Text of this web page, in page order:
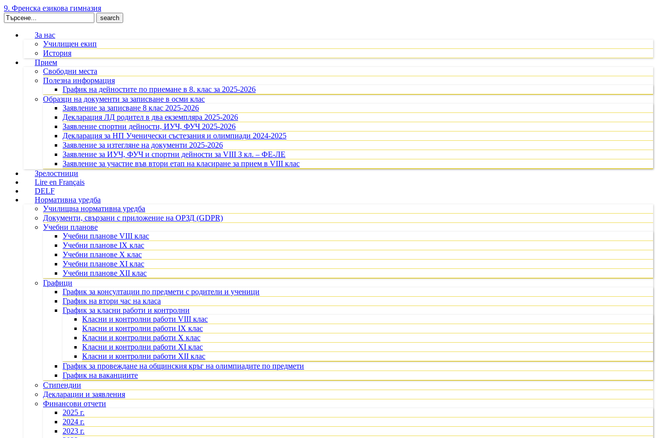
9. Френска езикова гимназия
Search
for:
За нас
Училищен екип
История
Прием
Свободни места
Полезна информация
График на дейностите по приемане в 8. клас за 2025-2026
Образци на документи за записване в осми клас
Заявление за записване 8 клас 2025-2026
Декларация ЛД родител в два екземпляра 2025-2026
Заявление спортни дейности, ИУЧ, ФУЧ 2025-2026
Декларация за НП Ученически състезания и олимпиади 2024-2025
Заявление за изтегляне на документи 2025-2026
Заявление за ИУЧ, ФУЧ и спортни дейности за VIII З кл. – ФЕ-ЛЕ
Заявление за участие във втори етап на класиране за прием в VIII клас
Зрелостници
Lire en Français
DELF
Нормативна уредба
Училищна нормативна уредба
Документи, свързани с приложение на ОРЗД (GDPR)
Учебни планове
Учебни планове VIII клас
Учебни планове IX клас
Учебни планове X клас
Учебни планове XI клас
Учебни планове XII клас
Графици
График за консултации по предмети с родители и ученици
График на втори час на класа
График за класни работи и контролни
Класни и контролни работи VIII клас
Класни и контролни работи IX клас
Класни и контролни работи X клас
Класни и контролни работи XI клас
Класни и контролни работи XII клас
График за провеждане на общинския кръг на олимпиадите по предмети
График на ваканциите
Стипендии
Декларации и заявления
Финансови отчети
2025 г.
2024 г.
2023 г.